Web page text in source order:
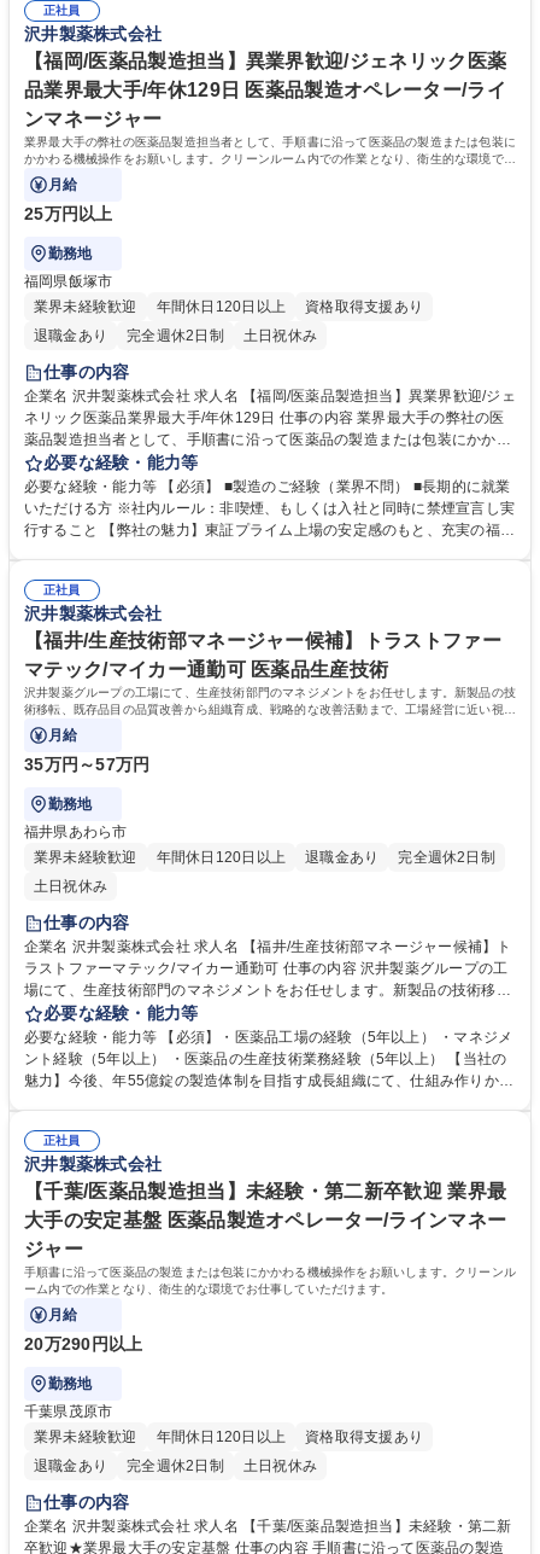
心の教育体制と、育休復職率ほぼ100％の「人を大切にする文化」が自慢
です。長く腰を据えて働ける環境が整っています。 学歴・資格 学歴：大
学院 大学 高専 短大 専修学校 高校 語学力： 資格：
正社員
沢井製薬株式会社
【福岡/医薬品製造担当】異業界歓迎/ジェネリック医薬
品業界最大手/年休129日 医薬品製造オペレーター/ライ
ンマネージャー
業界最大手の弊社の医薬品製造担当者として、手順書に沿って医薬品の製造または包装に
かかわる機械操作をお願いします。クリーンルーム内での作業となり、衛生的な環境でお
仕事していただけます。
月給
25万円以上
勤務地
福岡県飯塚市
業界未経験歓迎
年間休日120日以上
資格取得支援あり
退職金あり
完全週休2日制 土日祝休み
仕事の内容
企業名 沢井製薬株式会社 求人名 【福岡/医薬品製造担当】異業界歓迎/ジェ
ネリック医薬品業界最大手/年休129日 仕事の内容 業界最大手の弊社の医
薬品製造担当者として、手順書に沿って医薬品の製造または包装にかかわ
る機械操作をお願いします。クリーンルーム内での作業となり、衛生的な
環境でお仕事していただけます。 【入社後について】 入社後は約半年に
わたり研修を実施します。入社前の段階では専門的な知識は不要です。医
薬品製造を通じて社会貢献したいという意欲のある方はぜひご応募くださ
必要な経験・能力等
必要な経験・能力等 【必須】 ■製造のご経験（業界不問） ■長期的に就業
いただける方 ※社内ルール：非喫煙、もしくは入社と同時に禁煙宣言し実
行すること 【弊社の魅力】東証プライム上場の安定感のもと、充実の福利
経験でも安心の教育体制と、育休復職率ほぼ100％の「人を大切にする文
化」が自慢です。長く腰を据えて働ける環境が整っています。 学歴・資格
学歴：大学院 大学 高専 短大 専修学校 高校 語学力： 資格：
正社員
沢井製薬株式会社
【福井/生産技術部マネージャー候補】トラストファー
マテック/マイカー通勤可 医薬品生産技術
沢井製薬グループの工場にて、生産技術部門のマネジメントをお任せします。新製品の技
術移転、既存品目の品質改善から組織育成、戦略的な改善活動まで、工場経営に近い視点
でご活躍いただきます。
月給
35万円～57万円
勤務地
福井県あわら市
業界未経験歓迎
年間休日120日以上 退職金あり
完全週休2日制
土日祝休み
仕事の内容
企業名 沢井製薬株式会社 求人名 【福井/生産技術部マネージャー候補】ト
ラストファーマテック/マイカー通勤可 仕事の内容 沢井製薬グループの工
場にて、生産技術部門のマネジメントをお任せします。新製品の技術移
転、既存品目の品質改善から組織育成、戦略的な改善活動まで、工場経営
に近い視点でご活躍いただきます。 【詳細】 (1) 新製品の技術移転業務、
スケールアップ対応 (2) 既存品目の品質改善、工程改善等、製剤技術業務
全般 (3) 組織マネジメント（部下の目標設定、評価、育成） (4) 設備維持
必要な経験・能力等
必要な経験・能力等 【必須】・医薬品工場の経験（5年以上） ・マネジメ
ント経験（5年以上） ・医薬品の生産技術業務経験（5年以上） 【当社の
魅力】今後、年55億錠の製造体制を目指す成長組織にて、仕組み作りから
立ち上げ期特有の「裁量」があること。現場発信の改善が制度化され、納
得感を持って製造に打ち込めます。住宅手当等の実利も厚く、これまでの
経験を停滞させず、市場価値を高められる環境です。 学歴・資格 学歴：
大学院 大学 高専 短大 専修学校 高校 語学力： 資格：
正社員
沢井製薬株式会社
【千葉/医薬品製造担当】未経験・第二新卒歓迎 業界最
大手の安定基盤 医薬品製造オペレーター/ラインマネー
ジャー
手順書に沿って医薬品の製造または包装にかかわる機械操作をお願いします。クリーンル
ーム内での作業となり、衛生的な環境でお仕事していただけます。
月給
20万290円以上
勤務地
千葉県茂原市
業界未経験歓迎
年間休日120日以上
資格取得支援あり
退職金あり
完全週休2日制 土日祝休み
仕事の内容
企業名 沢井製薬株式会社 求人名 【千葉/医薬品製造担当】未経験・第二新
卒歓迎★業界最大手の安定基盤 仕事の内容 手順書に沿って医薬品の製造